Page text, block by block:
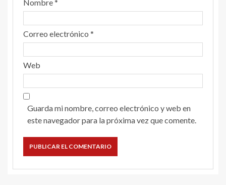
Nombre*
Correo electrónico *
Web
Guarda mi nombre, correo electrónico y web en
este navegador para la próxima vez que comente.